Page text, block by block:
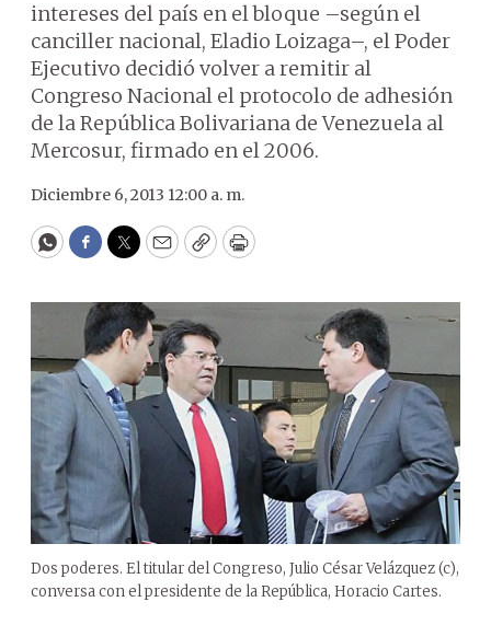
intereses del país en el bloque –según el
canciller nacional, Eladio Loizaga–, el Poder
Ejecutivo decidió volver a remitir al
Congreso Nacional el protocolo de adhesión
de la República Bolivariana de Venezuela al
Mercosur, firmado en el 2006.
Diciembre 6, 2013 12:00 a. m.
WhatsApp
Facebook
Twitter
EmailCopyPrint
Dos poderes. El titular del Congreso, Julio César Velázquez (c),
conversa con el presidente de la República, Horacio Cartes.